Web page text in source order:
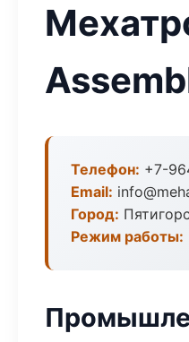
Телефон: +7-
Email:
Город:
Режим работы: